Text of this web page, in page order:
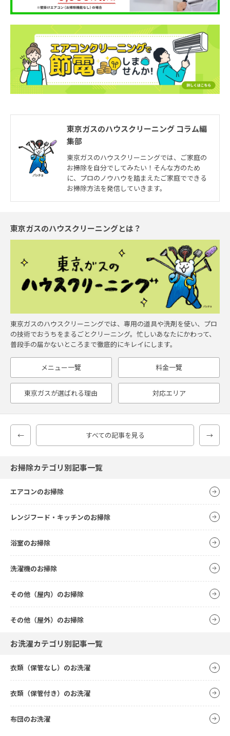
東京ガスのハウスクリーニング コラム編
集部
東京ガスのハウスクリーニングでは、ご家庭の
お掃除を自分でしてみたい！そんな方のため
に、プロのノウハウを踏まえたご家庭でできる
お掃除方法を発信していきます。
東京ガスのハウスクリーニングとは？
東京ガスのハウスクリーニングでは、専用の道具や洗剤を使い、プロ
の技術でおうちをまるごとクリーニング。忙しいあなたにかわって、
普段手の届かないところまで徹底的にキレイにします。
メニュー一覽 料金一覽
東京ガスが選ばれる理由 対応エリア
← すべての記事を見る →
お掃除カテゴリ別記事一覧
エアコンのお掃除
レンジフード・キッチンのお掃除
浴室のお掃除
洗濯機のお掃除
その他（屋内）のお掃除
その他（屋外）のお掃除
お洗濯カテゴリ別記事一覧
衣類（保管なし）のお洗濯
衣類（保管付き）のお洗濯
布団のお洗濯